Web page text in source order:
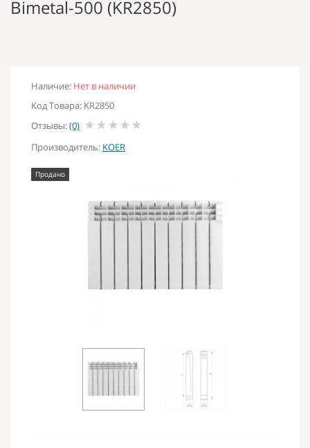
Bimetal-500 (KR2850)
Наличие: Нет в наличии
Код Товара: KR2850
Отзывы:(0)
Производитель: KOER
Продано